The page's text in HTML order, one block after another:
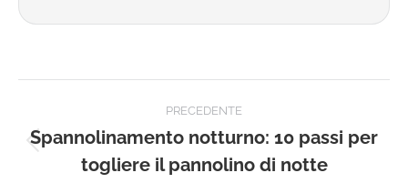
tra
PRECEDENTE
precedente:
Spannolinamento notturno: 10 passi per
togliere il pannolino di notte